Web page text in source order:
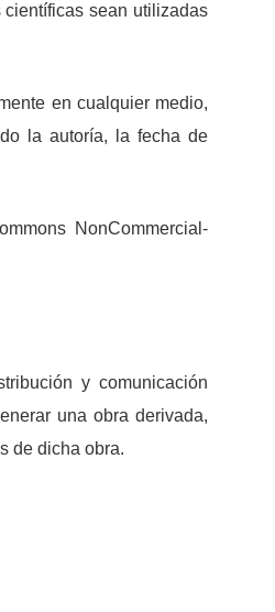
sean utilizadas
en cualquier medio,
la autoría, la fecha de
NonCommercial-
y comunicación
una obra derivada,
de dicha obra.